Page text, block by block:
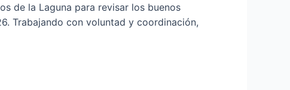
de la Laguna para revisar los buenos
Trabajando con voluntad y coordinación,